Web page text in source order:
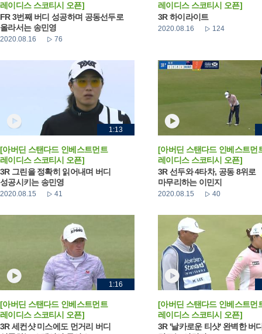
레이디스 스코티시 오픈]
FR 3번째 버디 성공하며 공동선두로
올라서는 송민영
2020.08.16 76
레이디스 스코티시 오픈]
3R 하이라이트
2020.08.16 124
1:13
[아버딘 스탠다드 인베스트먼트
레이디스 스코티시 오픈]
3R 그린을 정확히 읽어내며 버디
성공시키는 송민영
2020.08.15 41
[아버딘 스탠다드 인베스트먼
레이디스 스코티시 오픈]
3R 선두와 4타차, 공동 8위로
마무리하는 이민지
2020.08.15 40
1:16
[아버딘 스탠다드 인베스트먼트
레이디스 스코티시 오픈]
3R 세컨샷 미스에도 먼거리 버디
[아버딘 스탠다드 인베스트먼
레이디스 스코티시 오픈]
3R '날카로운 티샷' 완벽한 버